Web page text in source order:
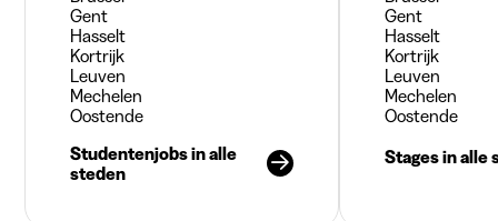
Gent
Hasselt
Kortrijk
Leuven
Mechelen
Oostende
Studentenjobs in alle
steden
Gent
Hasselt
Kortrijk
Leuven
Mechelen
Oostende
Stages in alle